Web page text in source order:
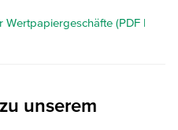
(PDF |
unserem